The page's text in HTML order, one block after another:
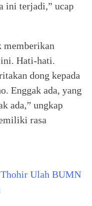
ini terjadi,” ucap
memberikan
ini. Hati-hati.
dong kepada
Enggak ada, yang
ada,” ungkap
rasa
Ulah BUMN